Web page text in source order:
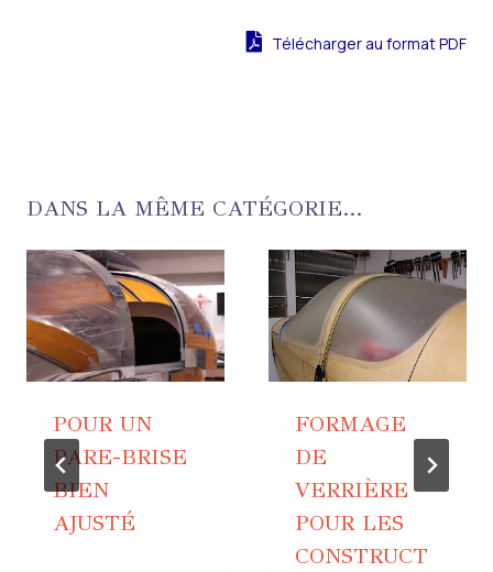
Télécharger au format PDF
DANS LA MÊME CATÉGORIE...
POUR UN
PARE-BRISE
BIEN
AJUSTÉ
FORMAGE
DE
VERRIÈRE
POUR LES
CONSTRUCT